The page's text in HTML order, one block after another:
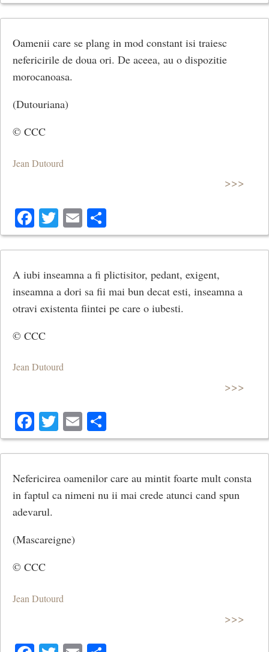
Oamenii care se plang in mod constant isi traiesc
nefericirile de doua ori. De aceea, au o dispozitie
morocanoasa.
(Dutouriana)
© CCC
Jean Dutourd
>>>
Facebook
Twitter
Email
A iubi inseamna a fi plictisitor, pedant, exigent,
inseamna a dori sa fii mai bun decat esti, inseamna a
otravi existenta fiintei pe care o iubesti.
© CCC
Jean Dutourd
>>>
Facebook
Twitter
Email
Nefericirea oamenilor care au mintit foarte mult consta
in faptul ca nimeni nu ii mai crede atunci cand spun
adevarul.
(Mascareigne)
© CCC
Jean Dutourd
>>>